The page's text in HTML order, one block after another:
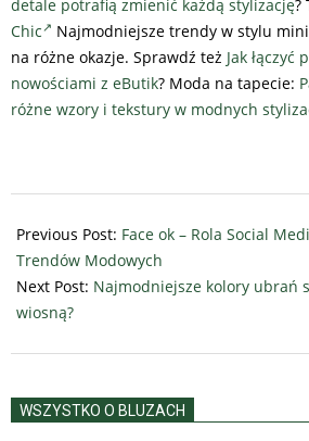
detale potrafią zmienić każdą stylizację?
Chic
Najmodniejsze trendy w stylu
na różne okazje. Sprawdź też Jak łączyć
nowościami z eButik? Moda na tapecie:
różne wzory i tekstury w modnych
02-
20
Previous Post: Face ok – Rola Social
Trendów Modowych
Next Post: Najmodniejsze kolory ubrań
wiosną?
WSZYSTKO O BLUZACH